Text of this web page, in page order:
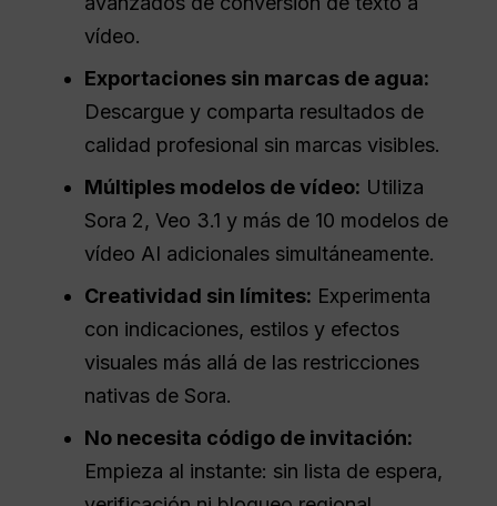
vídeo.
Exportaciones sin marcas de agua:
Descargue y comparta resultados de
calidad profesional sin marcas visibles.
Múltiples modelos de vídeo: Utiliza
Sora 2, Veo 3.1 y más de 10 modelos de
vídeo AI adicionales simultáneamente.
Creatividad sin límites: Experimenta
con indicaciones, estilos y efectos
visuales más allá de las restricciones
nativas de Sora.
No necesita código de invitación:
Empieza al instante: sin lista de espera,